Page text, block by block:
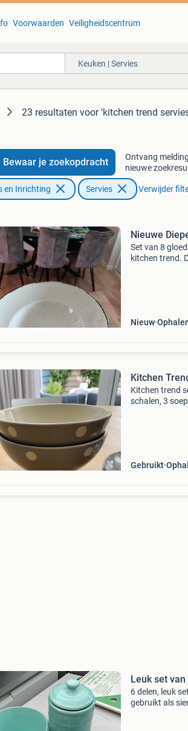
Voorwaarden Veiligheidscentrum
Keuken | Servies
23 resultaten voor 'kitchen trend
Bewaar je zoekopdracht
Ontvang
nieuwe
en Inrichting Servies Verwijder
Nieuwe
Set van 8
kitchen trend.
Nieuw
Kitchen
Kitchen trend
schalen, 3
Gebruikt
Leuk set
6 delen, leuk
gebruikt als